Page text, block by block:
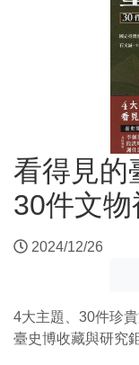
看得見的
30件文
2024/12/26
4大主題、30件珍
臺史博收藏與研究